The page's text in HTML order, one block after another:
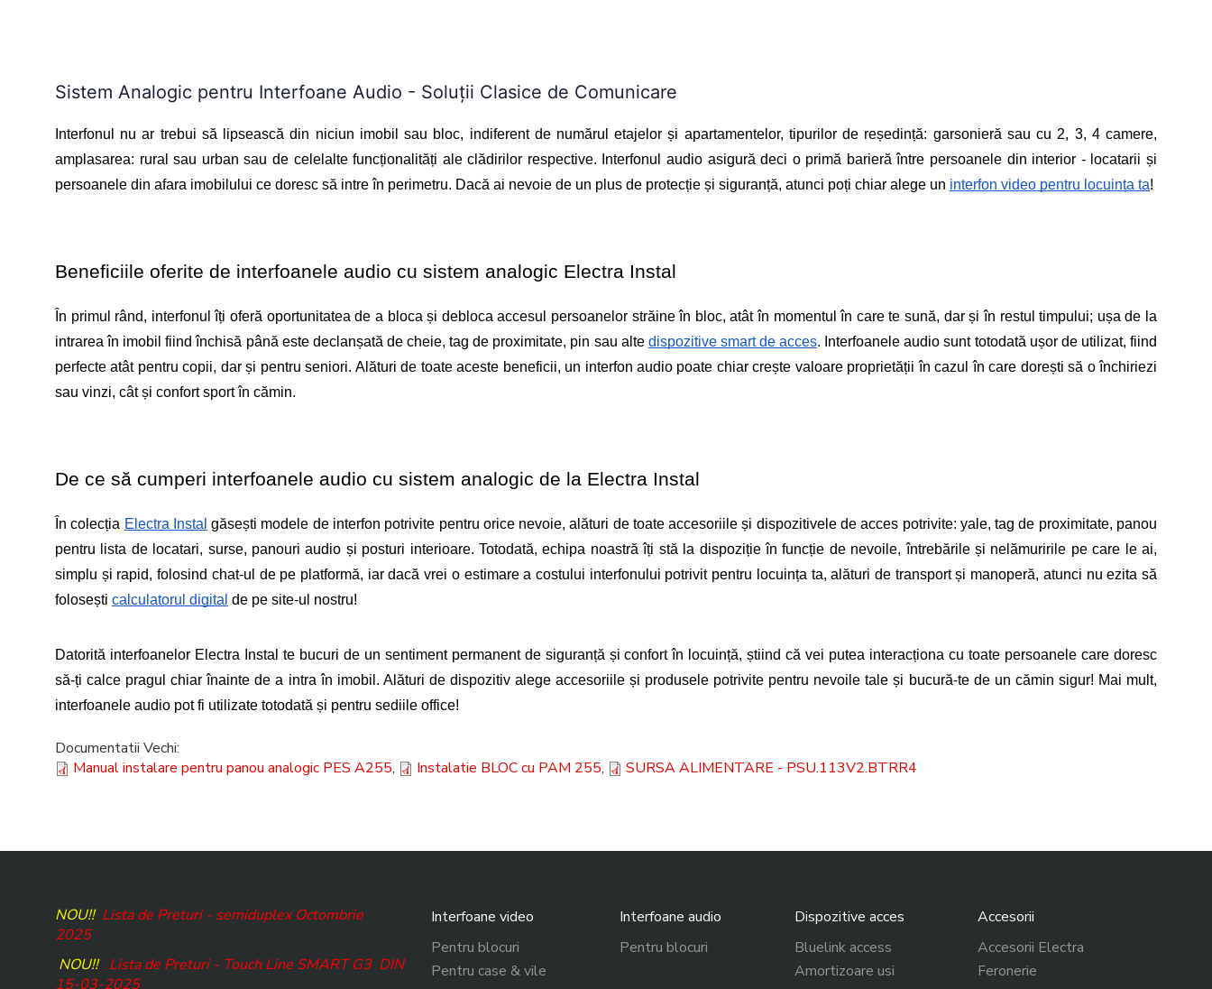
Sistem Analogic pentru Interfoane Audio - Soluții Clasice de Comunicare
Interfonul nu ar trebui să lipsească din niciun imobil sau bloc, indiferent de numărul etajelor și apartamentelor, tipurilor de reședință: garsonieră sau cu 2, 3, 4 camere,
amplasarea: rural sau urban sau de celelalte funcționalități ale clădirilor respective. Interfonul audio asigură deci o primă barieră între persoanele din interior - locatarii și
persoanele din afara imobilului ce doresc să intre în perimetru. Dacă ai nevoie de un plus de protecție și siguranță, atunci poți chiar alege un interfon video pentru locuința ta!
Beneficiile oferite de interfoanele audio cu sistem analogic Electra Instal
În primul rând, interfonul îți oferă oportunitatea de a bloca și debloca accesul persoanelor străine în bloc, atât în momentul în care te sună, dar și în restul timpului; ușa de la
intrarea în imobil fiind închisă până este declanșată de cheie, tag de proximitate, pin sau alte dispozitive smart de acces. Interfoanele audio sunt totodată ușor de utilizat, fiind
perfecte atât pentru copii, dar și pentru seniori. Alături de toate aceste beneficii, un interfon audio poate chiar crește valoare proprietății în cazul în care dorești să o închiriezi
sau vinzi, cât și confort sport în cămin.
De ce să cumperi interfoanele audio cu sistem analogic de la Electra Instal
În colecția Electra Instal găsești modele de interfon potrivite pentru orice nevoie, alături de toate accesoriile și dispozitivele de acces potrivite: yale, tag de proximitate, panou
pentru lista de locatari, surse, panouri audio și posturi interioare. Totodată, echipa noastră îți stă la dispoziție în funcție de nevoile, întrebările și nelămuririle pe care le ai,
simplu și rapid, folosind chat-ul de pe platformă, iar dacă vrei o estimare a costului interfonului potrivit pentru locuința ta, alături de transport și manoperă, atunci nu ezita să
folosești calculatorul digital de pe site-ul nostru!
Datorită interfoanelor Electra Instal te bucuri de un sentiment permanent de siguranță și confort în locuință, știind că vei putea interacționa cu toate persoanele care doresc
să-ți calce pragul chiar înainte de a intra în imobil. Alături de dispozitiv alege accesoriile și produsele potrivite pentru nevoile tale și bucură-te de un cămin sigur! Mai mult,
interfoanele audio pot fi utilizate totodată și pentru sediile office!
Documentatii Vechi:
Manual instalare pentru panou analogic PES A255, Instalatie BLOC cu PAM 255, SURSA ALIMENTARE - PSU.113V2.BTRR4
NOU!! Lista de Preturi - semiduplex Octombrie
2025
NOU!! Lista de Preturi - Touch Line SMART G3DIN
15-03-2025
Interfoane video
Pentru blocuri
Pentru case & vile
Interfoane audio
Pentru blocuri
Dispozitive acces
Bluelink access
Amortizoare usi
Accesorii
Accesorii Electra
Feronerie